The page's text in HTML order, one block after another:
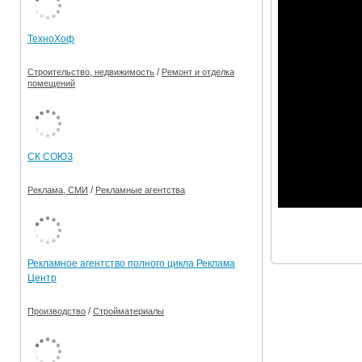
ТехноХоф
Строительство, недвижимость / Ремонт и отделка
помещений
СК СОЮЗ
Реклама, СМИ / Рекламные агентства
Рекламное агентство полного цикла Реклама
Центр
Производство /Стройматериалы